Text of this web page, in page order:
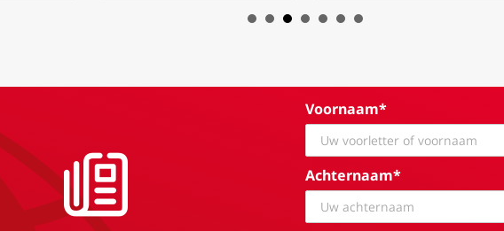
Voornaam*
Achternaam*